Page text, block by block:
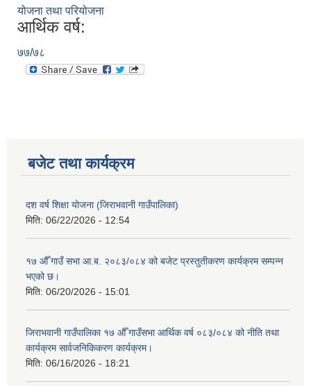
योजना तथा परियोजना
आर्थिक वर्ष:
७७/७८
बजेट तथा कार्यक्रम
दश वर्ष शिक्षा योजना (जिराभवानी गाउँपालिका)
मिति: 06/22/2026 - 12:54
१७ औँ गाउँ सभा आ.ब. २०८३/०८४ को बजेट प्रस्तुतीकरण कार्यक्रम सम्पन्न
भएको छ।
मिति: 06/20/2026 - 15:01
जिराभवानी गाउँपालिका १७ औँ गाउँसभा आर्थिक वर्ष ०८३/०८४ को नीति तथा
कार्यक्रम सार्वजनिकिकरण कार्यक्रम।
मिति: 06/16/2026 - 18:21